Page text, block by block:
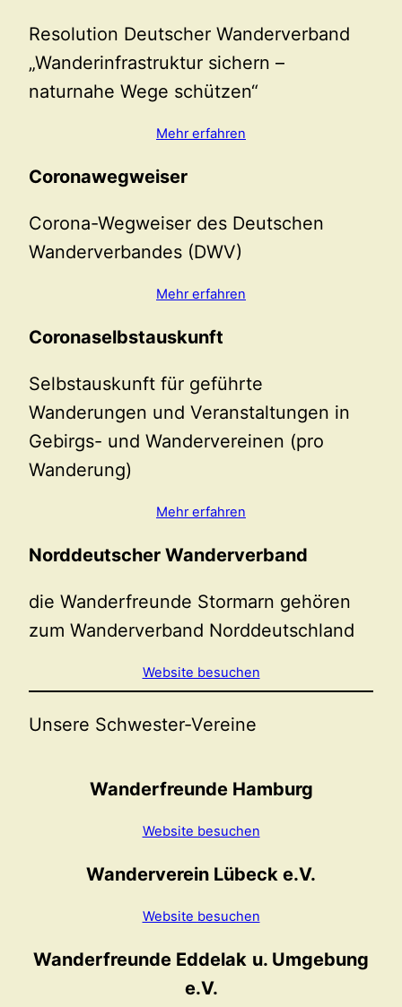
Resolution Deutscher Wanderverband
„Wanderinfrastruktur sichern –
naturnahe Wege schützen“
Mehr erfahren
Coronawegweiser
Corona-Wegweiser des Deutschen
Wanderverbandes (DWV)
Mehr erfahren
Coronaselbstauskunft
Selbstauskunft für geführte
Wanderungen und Veranstaltungen in
Gebirgs- und Wandervereinen (pro
Wanderung)
Mehr erfahren
Norddeutscher Wanderverband
die Wanderfreunde Stormarn gehören
zum Wanderverband Norddeutschland
Website besuchen
Unsere Schwester-Vereine
Wanderfreunde Hamburg
Website besuchen
Wanderverein Lübeck e.V.
Website besuchen
Wanderfreunde Eddelak u. Umgebung
e.V.